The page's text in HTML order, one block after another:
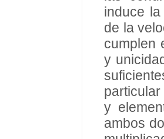
induce
de la
cumplen
y
y
ambos